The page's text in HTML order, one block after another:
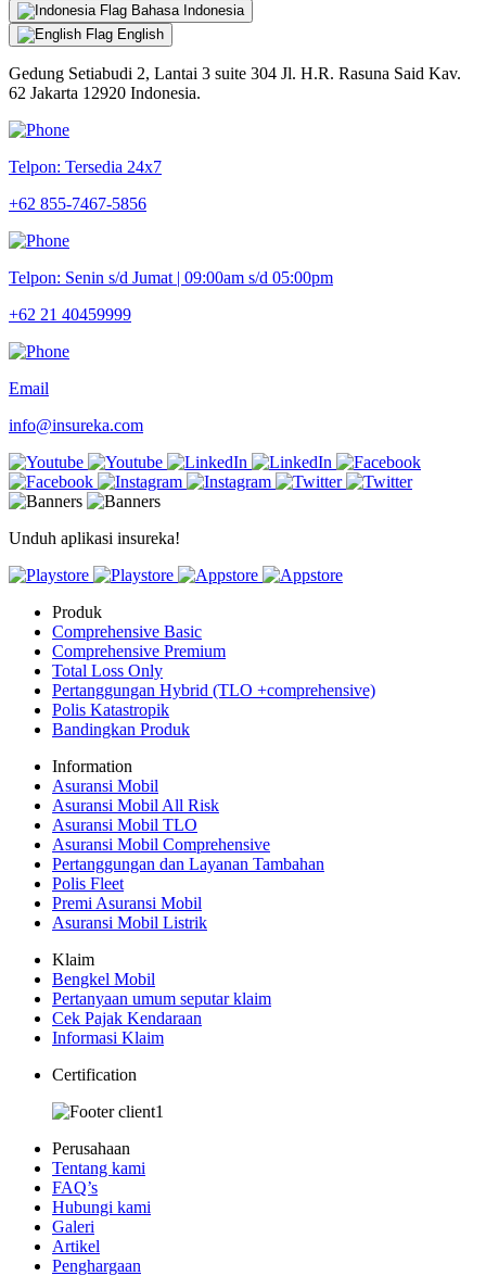
Bahasa Indonesia
English
Gedung Setiabudi 2, Lantai 3 suite 304 Jl. H.R. Rasuna Said Kav.
62 Jakarta 12920 Indonesia.
Telpon: Tersedia 24x7
+62 855-7467-5856
Telpon: Senin s/d Jumat | 09:00am s/d 05:00pm
+62 21 40459999
Email
info@insureka.com
Unduh aplikasi insureka!
Produk
Comprehensive Basic
Comprehensive Premium
Total Loss Only
Pertanggungan Hybrid (TLO +comprehensive)
Polis Katastropik
Bandingkan Produk
Information
Asuransi Mobil
Asuransi Mobil All Risk
Asuransi Mobil TLO
Asuransi Mobil Comprehensive
Pertanggungan dan Layanan Tambahan
Polis Fleet
Premi Asuransi Mobil
Asuransi Mobil Listrik
Klaim
Bengkel Mobil
Pertanyaan umum seputar klaim
Cek Pajak Kendaraan
Informasi Klaim
Certification
Perusahaan
Tentang kami
FAQ’s
Hubungi kami
Galeri
Artikel
Penghargaan